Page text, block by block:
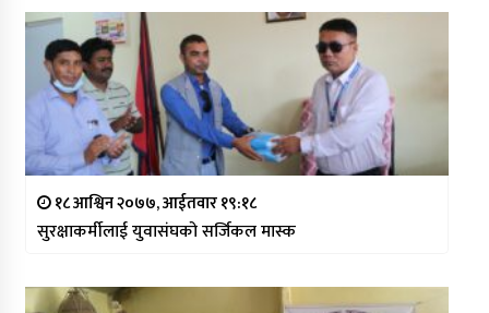
१८ आश्विन २०७७, आईतवार १९:१८
सुरक्षाकर्मीलाई युवासंघको सर्जिकल मास्क